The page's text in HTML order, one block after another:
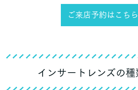
ご来店予約はこち
インサートレンズの種